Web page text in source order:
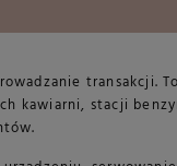
transakcji.
kawiarni, stacji